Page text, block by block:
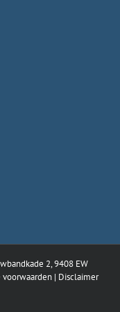
2, 9408 EW
| Disclaimer